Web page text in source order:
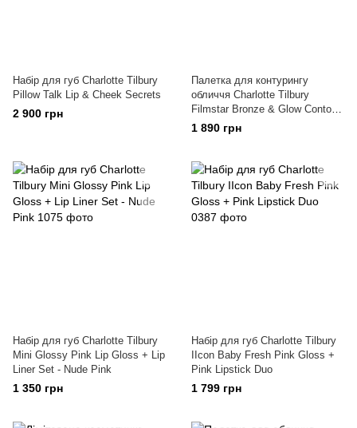
Набір для губ Charlotte Tilbury
Pillow Talk Lip & Cheek Secrets
2 900 грн
Палeтка для контурингу
обличчя Charlotte Tilbury
Filmstar Bronze & Glow Contour
Duo 7г.
1 890 грн
Набір для губ Charlotte Tilbury
Mini Glossy Pink Lip Gloss + Lip
Liner Set - Nude Pink
1 350 грн
Набір для губ Charlotte Tilbury
IIcon Baby Fresh Pink Gloss +
Pink Lipstick Duo
1 799 грн